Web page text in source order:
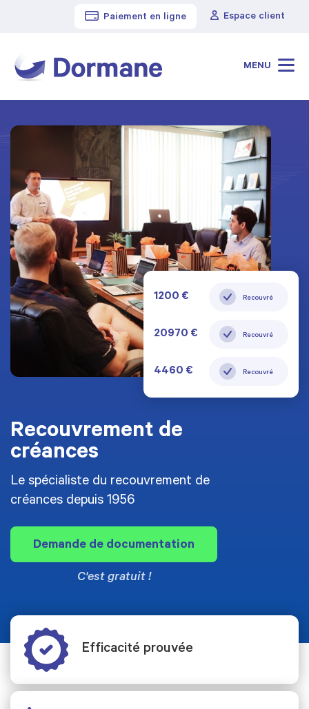
Paiement en ligne Espace client
MENU
Recouvrement de
créances
Le spécialiste du recouvrement de
créances depuis 1956
Demande de documentation
C'est gratuit !
489 €
20970 €
Recouvré
4460 €
Recouvré
1200 €
Recouvré
Efficacité prouvée